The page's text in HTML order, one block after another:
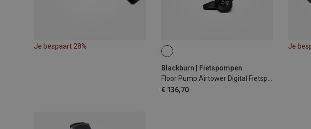
Je bespaart 28%
Blackburn | Fietspompen
€ 136,70
Je